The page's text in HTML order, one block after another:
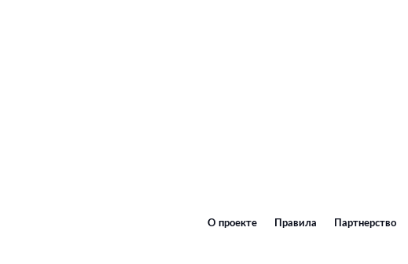
О проекте Правила Партнерство